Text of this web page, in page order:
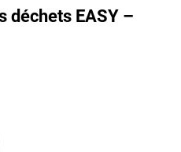
déchets EASY –